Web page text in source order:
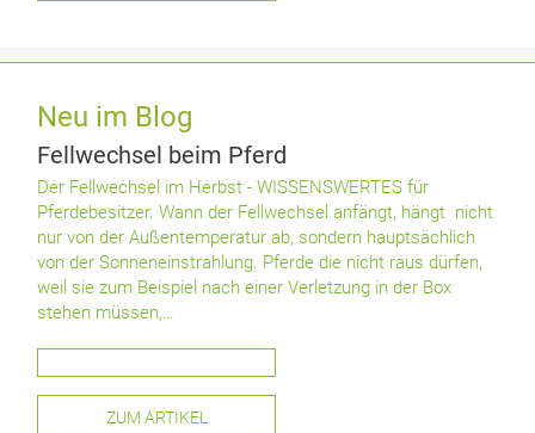
Neu im Blog
Fellwechsel beim Pferd
Der Fellwechsel im Herbst - WISSENSWERTES für
Pferdebesitzer. Wann der Fellwechsel anfängt, hängt nicht
nur von der Außentemperatur ab, sondern hauptsächlich
von der Sonneneinstrahlung. Pferde die nicht raus dürfen,
weil sie zum Beispiel nach einer Verletzung in der Box
stehen müssen,…
ZUM ARTIKEL